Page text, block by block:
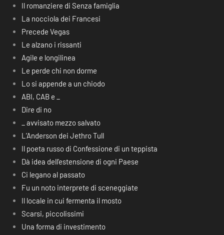
Il romanziere di Senza famiglia
La nocciola dei Francesi
Precede Vegas
Le alzano i rissanti
Agile e longilinea
Le perde chi non dorme
Lo si appende a un chiodo
ABI, CAB e _
Dire di no
_ avvisato mezzo salvato
L’Anderson dei Jethro Tull
Il poeta russo di Confessione di un teppista
Dà idea dell’estensione di ogni Paese
Ci legano al passato
Fu un noto interprete di sceneggiate
Il locale in cui fermenta il mosto
Scarsi, piccolissimi
Una forma di investimento